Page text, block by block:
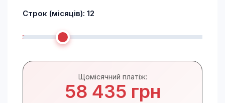
Строк (місяців): 12
Щомісячний платіж:
58 435 грн